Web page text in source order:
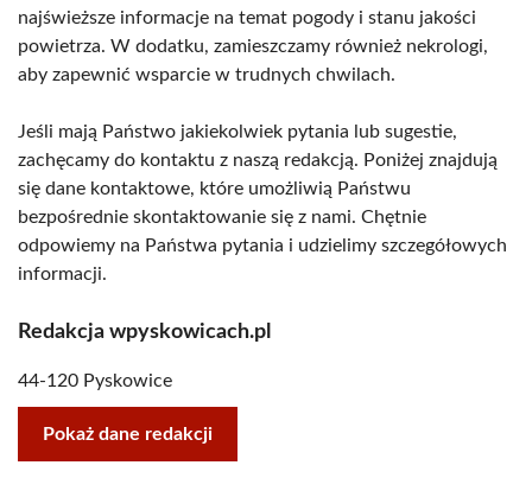
najświeższe informacje na temat pogody i stanu jakości
powietrza. W dodatku, zamieszczamy również nekrologi,
aby zapewnić wsparcie w trudnych chwilach.
Jeśli mają Państwo jakiekolwiek pytania lub sugestie,
zachęcamy do kontaktu z naszą redakcją. Poniżej znajdują
się dane kontaktowe, które umożliwią Państwu
bezpośrednie skontaktowanie się z nami. Chętnie
odpowiemy na Państwa pytania i udzielimy szczegółowych
informacji.
Redakcja wpyskowicach.pl
44-120 Pyskowice
Pokaż dane redakcji